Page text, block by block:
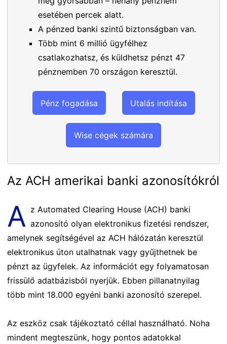
esetében percek alatt.
A pénzed banki szintű biztonságban van.
Több mint 6 millió ügyfélhez
csatlakozhatsz, és küldhetsz pénzt 47
pénznemben 70 országon keresztül.
Pénz fogadása Utalás indítása
Wise cégek számára
Az ACH amerikai banki azonosítókról
A z Automated Clearing House (ACH) banki
azonosító olyan elektronikus fizetési rendszer,
amelynek segítségével az ACH hálózatán keresztül
elektronikus úton utalhatnak vagy gyűjthetnek be
pénzt az ügyfelek. Az információt egy folyamatosan
frissülő adatbázisból nyerjük. Ebben pillanatnyilag
több mint 18.000 egyéni banki azonosító szerepel.
Az eszköz csak tájékoztató céllal használható. Noha
mindent megteszünk, hogy pontos adatokkal